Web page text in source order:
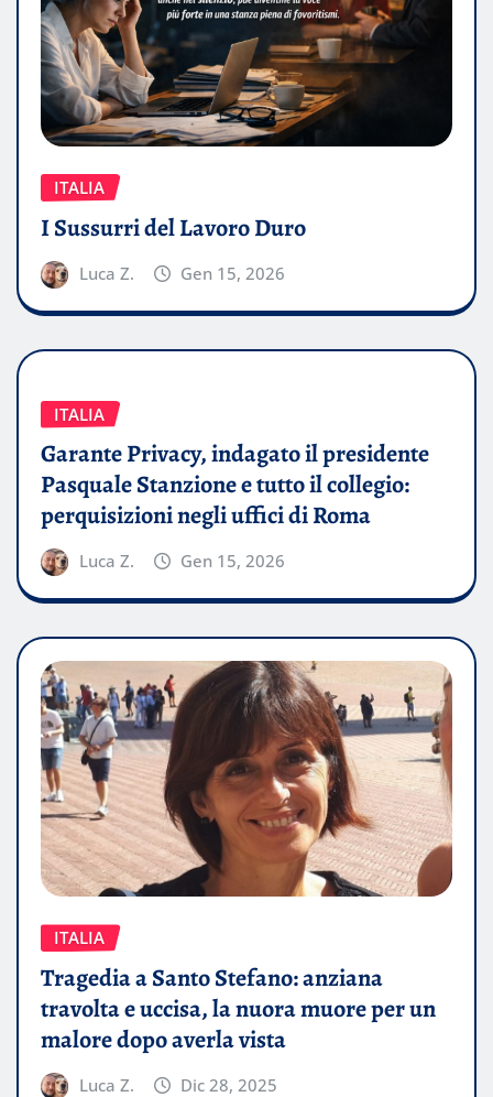
ITALIA
I Sussurri del Lavoro Duro
Luca Z. Gen 15, 2026
ITALIA
Garante Privacy, indagato il presidente
Pasquale Stanzione e tutto il collegio:
perquisizioni negli uffici di Roma
Luca Z. Gen 15, 2026
ITALIA
Tragedia a Santo Stefano: anziana
travolta e uccisa, la nuora muore per un
malore dopo averla vista
Luca Z. Dic 28, 2025